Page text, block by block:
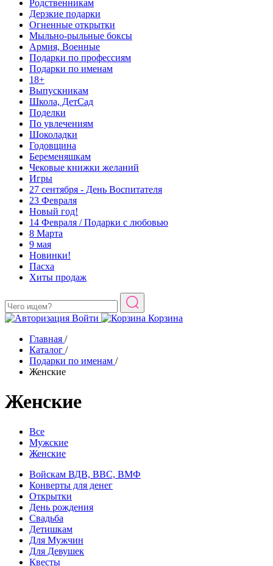
Родственникам
Дерзкие подарки
Огненные открытки
Мыльно-рыльные боксы
Армия, Военные
Подарки по профессиям
Подарки по именам
18+
Выпускникам
Школа, ДетСад
Поделки
По увлечениям
Шоколадки
Годовщина
Беременяшкам
Чековые книжки желаний
Игры
27 сентября - День Воспитателя
23 Февраля
Новый год!
14 Февраля / Подарки с любовью
8 Марта
9 мая
Новинки!
Пасха
Хиты продаж
Войти
Корзина
Главная /
Каталог /
Подарки по именам /
Женские
Женские
Все
Мужские
Женские
Войскам ВДВ, ВВС, ВМФ
Конверты для денег
Открытки
День рождения
Свадьба
Детишкам
Для Мужчин
Для Девушек
Квесты